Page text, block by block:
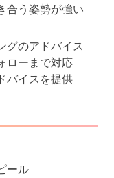
合う姿勢が強い
グのアドバイス
ローまで対応
バイスを提供
ール